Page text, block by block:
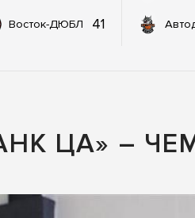
Восток-ДЮБЛ 41
ЦА» –